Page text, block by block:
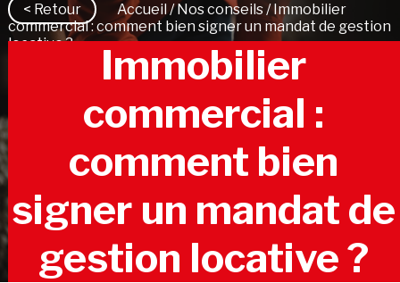
< Retour Accueil/Nos conseils/ Immobilier
commercial : comment bien signer un mandat de gestion
locative ?
Immobilier
commercial :
comment bien
signer un mandat de
gestion locative ?